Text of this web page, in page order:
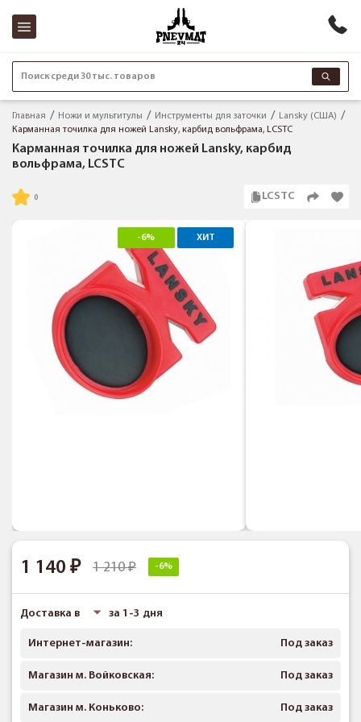
Поиск среди 30 тыс. товаров
Главная Ножи и мультитулы Инструменты для заточки
Lansky (США)
Карманная точилка для ножей Lansky, карбид вольфрама, LCSTC
Карманная точилка для ножей Lansky, карбид
вольфрама, LCSTC
LCSTC
-6% ХИТ
1 140 1 210 -6%
Доставка в за 1-3 дня
Интернет-магазин: Под заказ
Магазин м. Войковская: Под заказ
Магазин м. Коньково: Под заказ